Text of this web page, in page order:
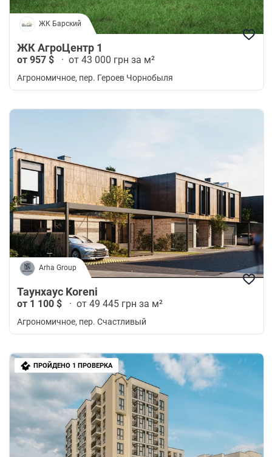
ЖК Барский
ЖК АгроЦентр 1
от 957 $ · от 43 000 грн за м²
Агрономичное, пер. Героев Чорнобыля
Arha Group
Таунхаус Koreni
от 1 100 $ · от 49 445 грн за м²
Агрономичное, пер. Счастливый
ПРОЙДЕНО 1 ПРОВЕРКА